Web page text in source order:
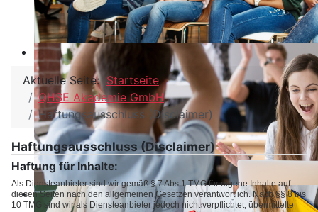
Aktuelle Seite: Startseite
QHSE Akademie GmbH
Haftungsausschluss (Disclaimer)
Haftungsausschluss (Disclaimer)
Haftung für Inhalte:
Als Diensteanbieter sind wir gemäß § 7 Abs.1 TMG für eigene Inhalte auf
diesen Seiten nach den allgemeinen Gesetzen verantwortlich. Nach §§ 8 bis
10 TMG sind wir als Diensteanbieter jedoch nicht verpflichtet, übermittelte